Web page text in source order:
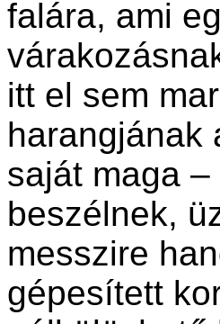
falára, ami
itt el sem
harangjának
saját maga
beszélnek,
messzire
gépesített